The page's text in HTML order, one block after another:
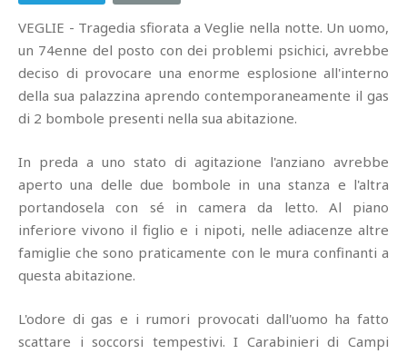
VEGLIE - Tragedia sfiorata a Veglie nella notte. Un uomo,
un 74enne del posto con dei problemi psichici, avrebbe
deciso di provocare una enorme esplosione all'interno
della sua palazzina aprendo contemporaneamente il gas
di 2 bombole presenti nella sua abitazione.
In preda a uno stato di agitazione l'anziano avrebbe
aperto una delle due bombole in una stanza e l'altra
portandosela con sé in camera da letto. Al piano
inferiore vivono il figlio e i nipoti, nelle adiacenze altre
famiglie che sono praticamente con le mura confinanti a
questa abitazione.
L'odore di gas e i rumori provocati dall'uomo ha fatto
scattare i soccorsi tempestivi. I Carabinieri di Campi